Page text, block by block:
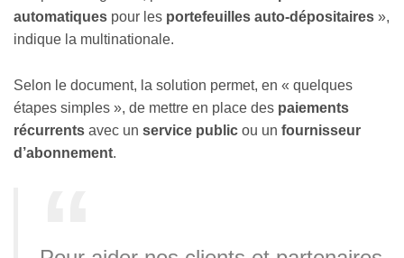
automatiques pour les portefeuilles auto-dépositaires »,
indique la multinationale.
Selon le document, la solution permet, en « quelques
étapes simples », de mettre en place des paiements
récurrents avec un service public ou un fournisseur
d’abonnement.